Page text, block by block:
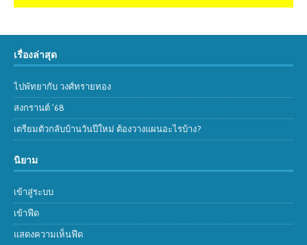
เรื่องล่าสุด
ไปพัทยากับ วงศ์ทรายทอง
สงกรานต์ ’68
เตรียมตัวกลับบ้านวันปีใหม่ ต้องวางแผนอะไรบ้าง?
นิยาม
เข้าสู่ระบบ
เข้าฟีด
แสดงความเห็นฟีด